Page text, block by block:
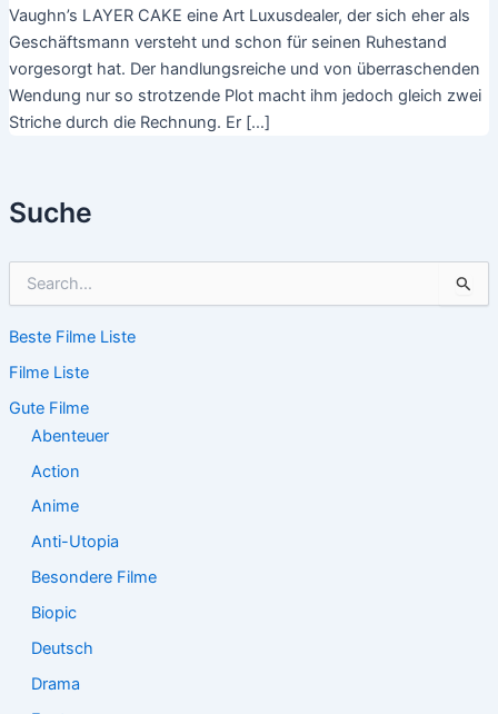
Suche
h
n
n
Beste Filme Liste
Filme Liste
Gute Filme
Abenteuer
Action
Anime
Anti-Utopia
Besondere Filme
Biopic
Deutsch
Drama
Vaughn’s LAYER CAKE eine Art Luxusdealer, der sich eher als
Geschäftsmann versteht und schon für seinen Ruhestand
vorgesorgt hat. Der handlungsreiche und von überraschenden
Wendung nur so strotzende Plot macht ihm jedoch gleich zwei
Striche durch die Rechnung. Er […]